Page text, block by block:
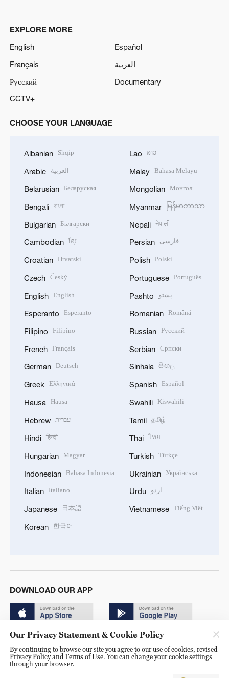
EXPLORE MORE
English
Español
Français
العربية
Русский
Documentary
CCTV+
CHOOSE YOUR LANGUAGE
Albanian Shqip
Arabic العربية
Belarusian Беларуская
Bengali বাংলা
Bulgarian Български
Cambodian ខ្មែរ
Croatian Hrvatski
Czech Český
English English
Esperanto Esperanto
Filipino Filipino
French Français
German Deutsch
Greek Ελληνικά
Hausa Hausa
Hebrew עברית
Hindi हिन्दी
Hungarian Magyar
Indonesian Bahasa Indonesia
Italian Italiano
Japanese 日本語
Korean 한국어
Lao ລາວ
Malay Bahasa Melayu
Mongolian Монгол
Myanmar မြန်မာဘာသာ
Nepali नेपाली
Persian فارسی
Polish Polski
Portuguese Português
Pashto پښتو
Romanian Română
Russian Русский
Serbian Српски
Sinhala සිංහල
Spanish Español
Swahili Kiswahili
Tamil தமிழ்
Thai ไทย
Turkish Türkçe
Ukrainian Українська
Urdu اردو
Vietnamese Tiếng Việt
DOWNLOAD OUR APP
© China Radio International.CRI. All Rights Reserved. 16A
Our Privacy Statement & Cookie Policy
By continuing to browse our site you agree to our use of cookies, revised
Privacy Policy and Terms of Use. You can change your cookie settings
through your browser.